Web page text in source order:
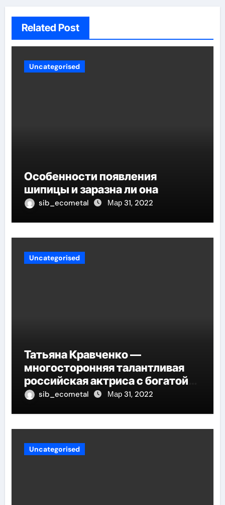
Related Post
Uncategorised
Особенности появления
шипицы и заразна ли она
sib_ecometal Мар 31, 2022
Uncategorised
Татьяна Кравченко —
многосторонняя талантливая
российская актриса с богатой
биографией и успешной
sib_ecometal Мар 31, 2022
Uncategorised